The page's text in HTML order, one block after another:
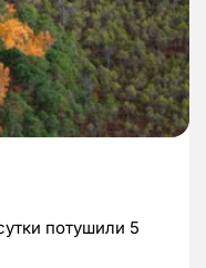
потушили 5